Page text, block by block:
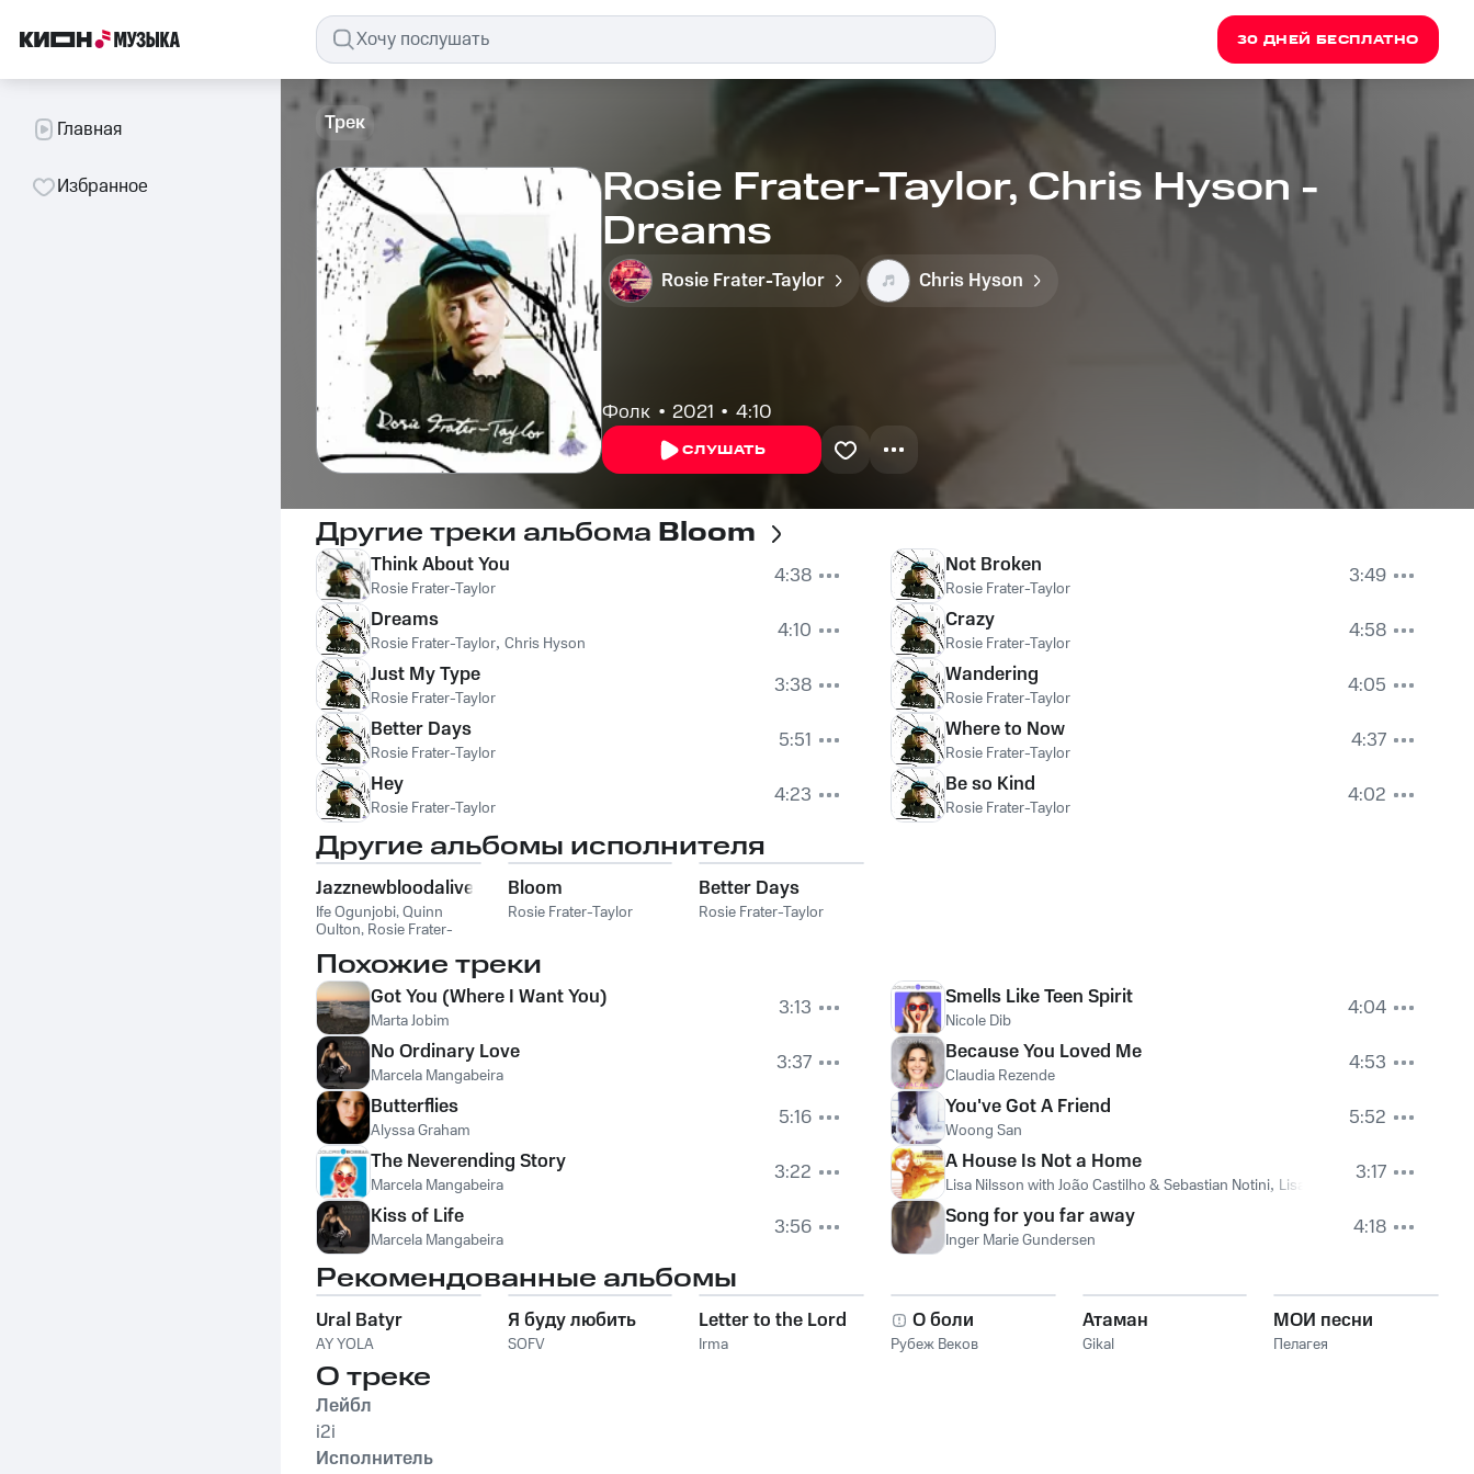
30 ДНЕЙ БЕСПЛАТНО
Главная
Избранное
Трек
Rosie Frater-Taylor, Chris Hyson -
Dreams
Rosie Frater-Taylor Chris Hyson
Фолк 2021 4:10
СЛУШАТЬ
Другие треки альбома Bloom
Think About You
Rosie Frater-Taylor
4:38
Dreams
Rosie Frater-Taylor, Chris Hyson
4:10
Just My Type
Rosie Frater-Taylor
3:38
Better Days
Rosie Frater-Taylor
5:51
Hey
Rosie Frater-Taylor 4:23
Not Broken
Rosie Frater-Taylor
3:49
Crazy
Rosie Frater-Taylor
4:58
Wandering
Rosie Frater-Taylor
4:05
Where to Now
Rosie Frater-Taylor
4:37
Be so Kind
Rosie Frater-Taylor 4:02
Другие альбомы исполнителя
Jazznewbloodalive2018
Ife Ogunjobi,Quinn
Oulton, Rosie Frater-
Roella Oloro
Bloom
Rosie Frater-Taylor
Better Days
Rosie Frater-Taylor
Похожие треки
Got You (Where I Want You)
Marta Jobim
3:13
No Ordinary Love
Marcela Mangabeira
3:37
Butterflies
Alyssa Graham
5:16
The Neverending Story
Marcela Mangabeira
3:22
Kiss of Life
Marcela Mangabeira 3:56
Smells Like Teen Spirit
Nicole Dib
4:04
Because You Loved Me
Claudia Rezende
4:53
You've Got A Friend
Woong San
5:52
A House Is Not a Home
Lisa Nilsson with João Castilho & Sebastian Notini, Lisa Nilsson 3:17
Song for you far away
Inger Marie Gundersen 4:18
Рекомендованные альбомы
Ural Batyr
AY YOLA
Я буду любить
SOFV
Letter to the Lord
Irma
О боли
Рубеж Веков
Атаман
Gikal
МОИ песни
Пелагея
О треке
Лейбл
i2i
Исполнитель